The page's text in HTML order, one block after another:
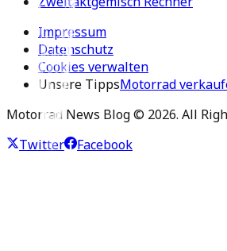
Impressum
Datenschutz
Cookies verwalten
Unsere TippsMotorrad
Motorrad News Blog © 2026. All
Twitter
Facebook